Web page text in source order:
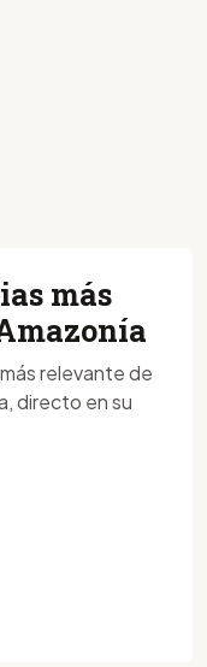
más
relevante de
directo en su